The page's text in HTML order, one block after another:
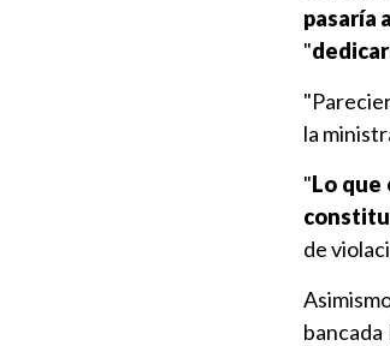
pasaría
"
la
"Lo que
de
bancada